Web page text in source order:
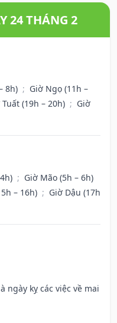
24 THÁNG 2
8h) ; Giờ Ngọ (11h –
Tuất (19h – 20h) ; Giờ
; Giờ Mão (5h – 6h)
– 16h) ; Giờ Dậu (17h
ngày kỵ các việc về mai